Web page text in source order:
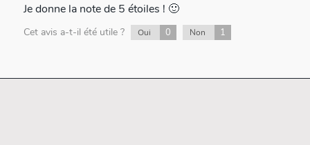
Je donne la note de 5 étoiles ! 🙂
Cet avis a-t-il été utile ? Oui 0 Non 1